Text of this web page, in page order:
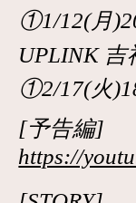
①1/12(月
UPLINK 吉
①2/17(火
[予告編]
https://